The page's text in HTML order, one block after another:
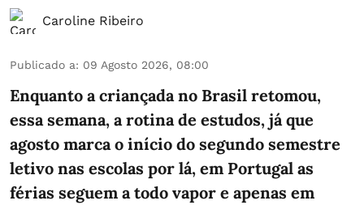
Caroline Ribeiro
Publicado a: 09 Agosto 2026, 08:00
Enquanto a criançada no Brasil retomou,
essa semana, a rotina de estudos, já que
agosto marca o início do segundo semestre
letivo nas escolas por lá, em Portugal as
férias seguem a todo vapor e apenas em